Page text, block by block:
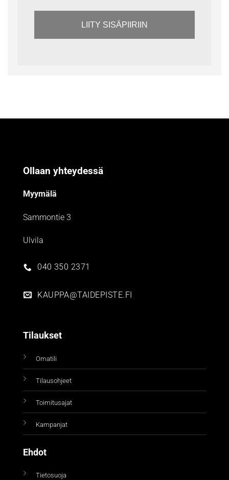
LIITY SISÄPIIRIIN
Ollaan yhteydessä
Myymälä
Sammontie 3
Ulvila
040 350 2371
KAUPPA@TAIDEPISTE.FI
Tilaukset
Omatili
Tilausohjeet
Toimitusajat
Kampanjat
Ehdot
Tietosuoja